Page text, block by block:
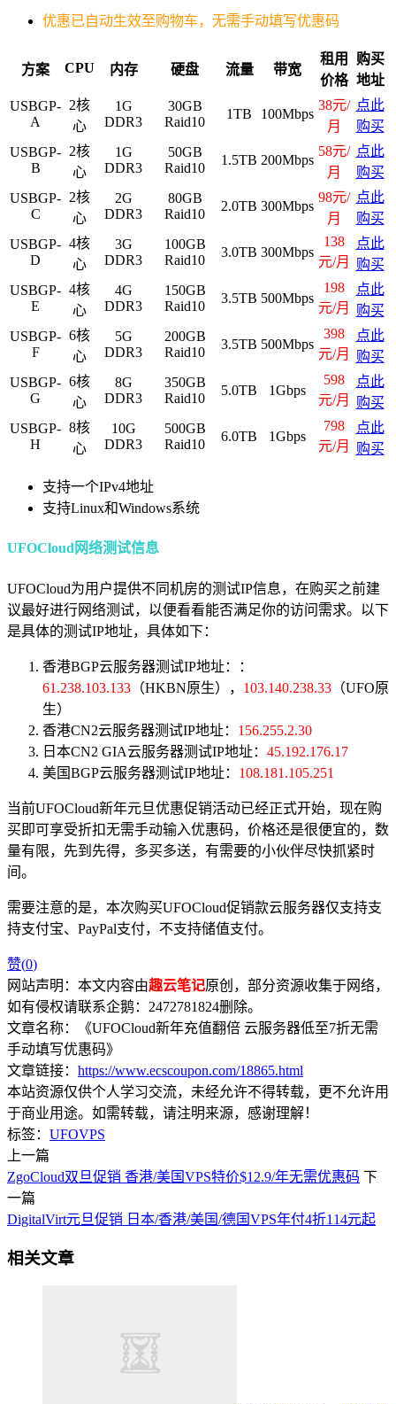
优惠已自动生效至购物车，无需手动填写优惠码
方案 CPU 内存 硬盘 流量 带宽
租用
价格
购买
地址
USBGP-
A
2核
心
1G
DDR3
30GB
Raid10
1TB 100Mbps
38元/
月
点此
购买
USBGP-
B
2核
心
1G
DDR3
50GB
Raid10
1.5TB 200Mbps
58元/
月
点此
购买
USBGP-
C
2核
心
2G
DDR3
80GB
Raid10
2.0TB 300Mbps
98元/
月
点此
购买
USBGP-
D
4核
心
3G
DDR3
100GB
Raid10
3.0TB 300Mbps
138
元/月
点此
购买
USBGP-
E
4核
心
4G
DDR3
150GB
Raid10
3.5TB 500Mbps
198
元/月
点此
购买
USBGP-
F
6核
心
5G
DDR3
200GB
Raid10
3.5TB 500Mbps
398
元/月
点此
购买
USBGP-
G
6核
心
8G
DDR3
350GB
Raid10
5.0TB 1Gbps
598
元/月
点此
购买
USBGP-
H
8核
心
10G
DDR3
500GB
Raid10
6.0TB 1Gbps
798
元/月
点此
购买
支持一个IPv4地址
支持Linux和Windows系统
UFOCloud网络测试信息
UFOCloud为用户提供不同机房的测试IP信息，在购买之前建
议最好进行网络测试，以便看看能否满足你的访问需求。以下
是具体的测试IP地址，具体如下：
香港BGP云服务器测试IP地址：：
61.238.103.133 （HKBN原生）， 103.140.238.33 （UFO原
生）
香港CN2云服务器测试IP地址： 156.255.2.30
日本CN2 GIA云服务器测试IP地址： 45.192.176.17
美国BGP云服务器测试IP地址： 108.181.105.251
当前UFOCloud新年元旦优惠促销活动已经正式开始，现在购
买即可享受折扣无需手动输入优惠码，价格还是很便宜的，数
量有限，先到先得，多买多送，有需要的小伙伴尽快抓紧时
间。
需要注意的是，本次购买UFOCloud促销款云服务器仅支持支
持支付宝、PayPal支付，不支持储值支付。
赞(0)
网站声明：本文内容由趣云笔记原创，部分资源收集于网络，
如有侵权请联系企鹅：2472781824删除。
文章名称：《UFOCloud新年充值翻倍 云服务器低至7折无需
手动填写优惠码》
文章链接： https://www.ecscoupon.com/18865.html
本站资源仅供个人学习交流，未经允许不得转载，更不允许用
于商业用途。如需转载，请注明来源，感谢理解！
标签： UFOVPS
上一篇
ZgoCloud双旦促销 香港/美国VPS特价$12.9/年无需优惠码 下
一篇
DigitalVirt元旦促销 日本/香港/美国/德国VPS年付4折114元起
相关文章